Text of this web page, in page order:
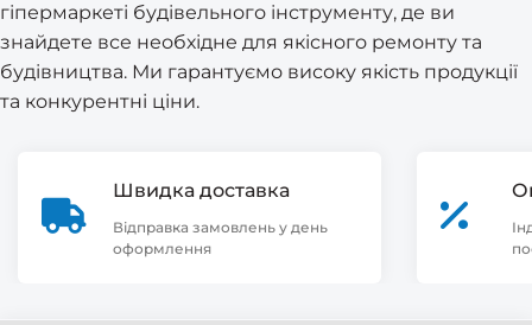
гіпермаркеті будівельного інструменту, де ви
знайдете все необхідне для якісного ремонту та
будівництва. Ми гарантуємо високу якість продукції
та конкурентні ціни.
Швидка доставка
Відправка замовлень у день
оформлення